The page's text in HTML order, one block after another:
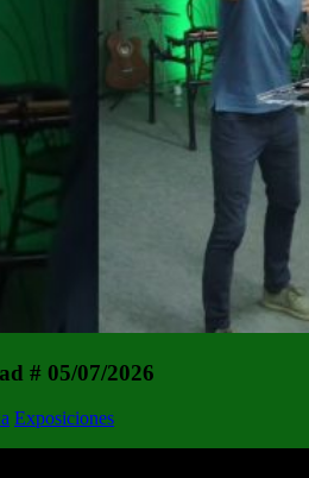
# 05/07/2026
Exposiciones